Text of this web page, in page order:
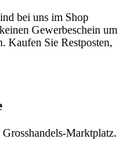
bei uns im Shop
Gewerbeschein um
Kaufen Sie Restposten,
Marktplatz.